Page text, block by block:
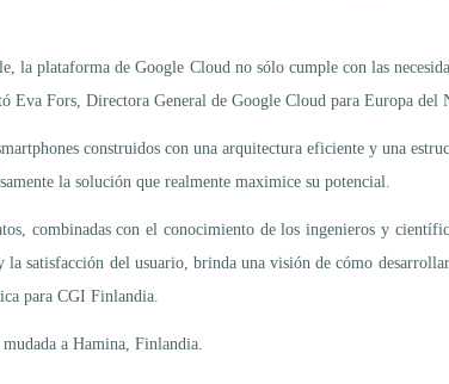
plataforma de Google Cloud no sólo cumple con las
Eva Fors, Directora General de Google Cloud para Europa del
construidos con una arquitectura eficiente y una
la solución que realmente maximice su potencial.
combinadas con el conocimiento de los ingenieros y
satisfacción del usuario, brinda una visión de cómo
para CGI Finlandia.
a Hamina, Finlandia.